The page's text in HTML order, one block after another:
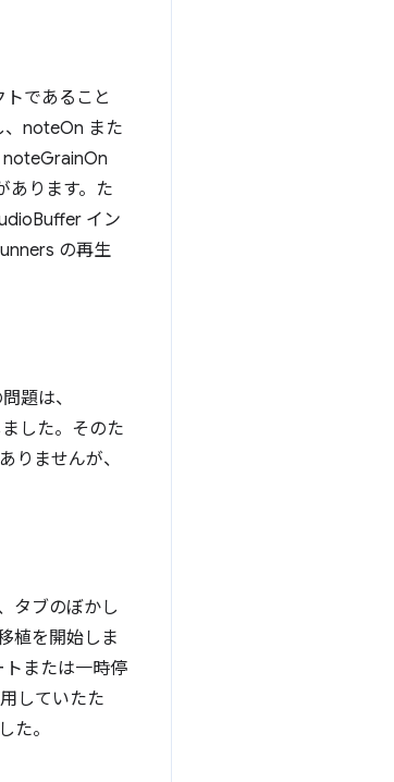
であること
、noteOn また
あります。た
イン
の再生
題は、
した。そのた
りませんが、
タブのぼかし
植を開始しま
トまたは一時停
していたた
た。